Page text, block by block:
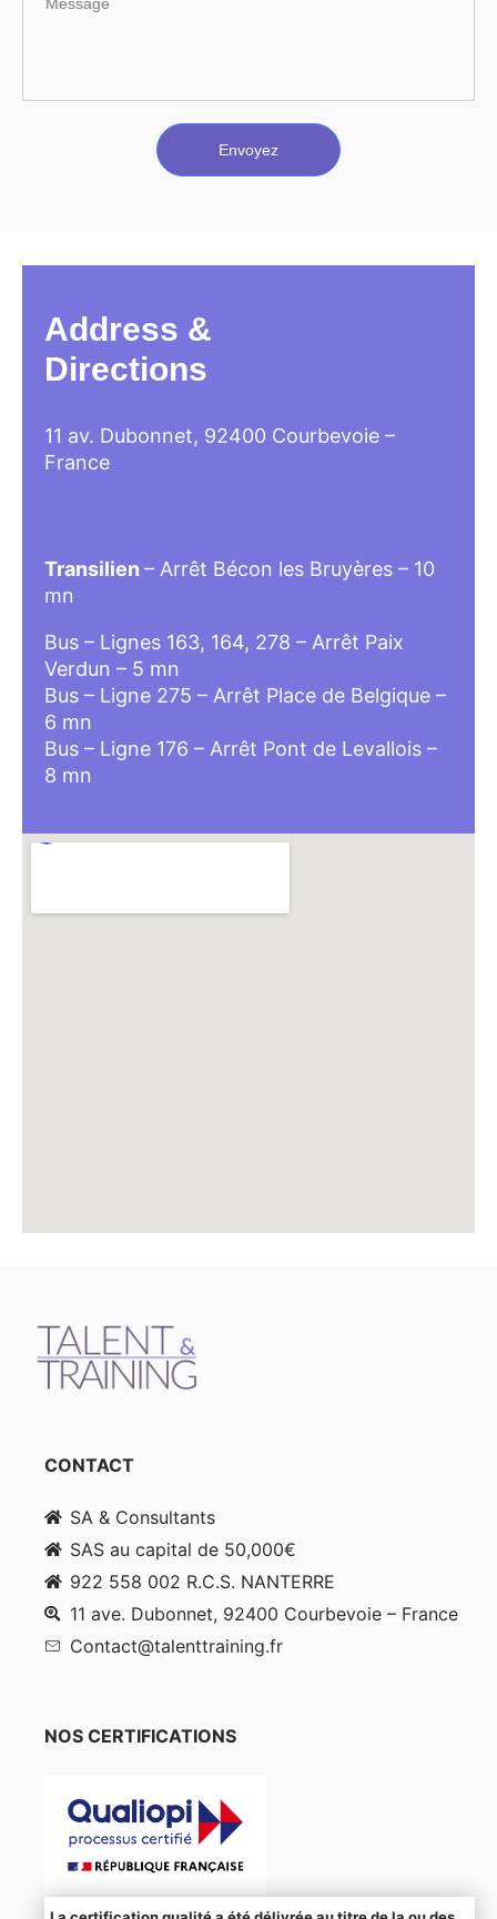
Envoyez
Address &
Directions
11 av. Dubonnet, 92400 Courbevoie –
France
Transilien – Arrêt Bécon les Bruyères – 10
mn
Bus – Lignes 163, 164, 278 – Arrêt Paix
Verdun – 5 mn
Bus – Ligne 275 – Arrêt Place de Belgique –
6 mn
Bus – Ligne 176 – Arrêt Pont de Levallois –
8 mn
CONTACT
SA & Consultants
SAS au capital de 50,000€
922 558 002 R.C.S. NANTERRE
11 ave. Dubonnet, 92400 Courbevoie – France
Contact@talenttraining.fr
NOS CERTIFICATIONS